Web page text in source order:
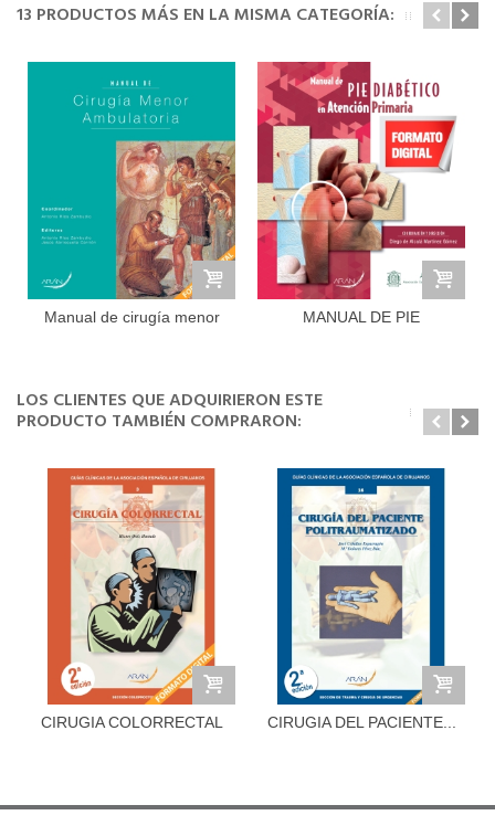
13 PRODUCTOS MÁS EN LA MISMA CATEGORÍA:
Manual de cirugía menor
MANUAL DE PIE
LOS CLIENTES QUE ADQUIRIERON ESTE
PRODUCTO TAMBIÉN COMPRARON:
CIRUGIA COLORRECTAL
CIRUGIA DEL PACIENTE...